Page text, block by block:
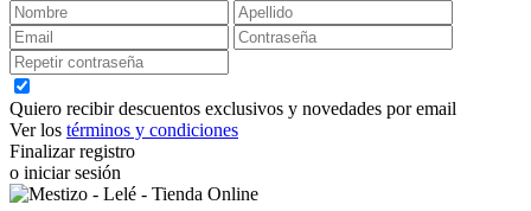
Quiero recibir descuentos exclusivos y novedades por email
Ver los términos y condiciones
Finalizar registro
o iniciar sesión